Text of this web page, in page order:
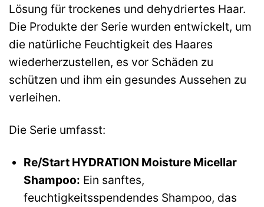
Lösung für trockenes und dehydriertes Haar.
Die Produkte der Serie wurden entwickelt, um
die natürliche Feuchtigkeit des Haares
wiederherzustellen, es vor Schäden zu
schützen und ihm ein gesundes Aussehen zu
verleihen.
Die Serie umfasst:
Re/Start HYDRATION Moisture Micellar
Shampoo: Ein sanftes,
feuchtigkeitsspendendes Shampoo, das